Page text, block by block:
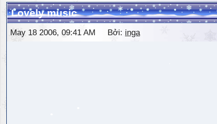
Lovely music
May 18 2006, 09:41 AM Bởi: inga